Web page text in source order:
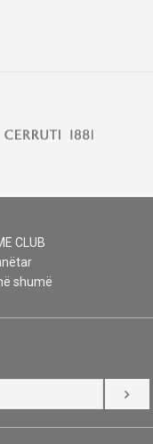
CLUB
shumë
HYR